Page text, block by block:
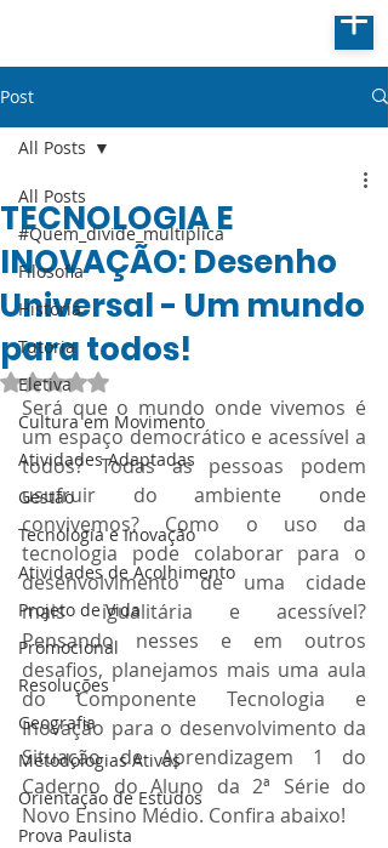
Post
All Posts
#Quem_divide_multiplica
Filosofia
História
Tutoria
Eletiva
Cultura em Movimento
Atividades Adaptadas
Gestão
Tecnologia e Inovação
Atividades de Acolhimento
Projeto de Vida
Promocional
Resoluções
Geografia
Metodologias Ativas
Orientação de Estudos
Prova Paulista
All Posts
TECNOLOGIA E
INOVAÇÃO: Desenho
Universal - Um mundo
para todos!
Avaliado com NaN de 5 estrelas.
Será que o mundo onde vivemos é
um espaço democrático e acessível a
todos? Todas as pessoas podem
usufruir do ambiente onde
convivemos? Como o uso da
tecnologia pode colaborar para o
desenvolvimento de uma cidade
mais igualitária e acessível?
Pensando nesses e em outros
desafios, planejamos mais uma aula
do Componente Tecnologia e
Inovação para o desenvolvimento da
Situação de Aprendizagem 1 do
Caderno do Aluno da 2ª Série do
Novo Ensino Médio. Confira abaixo!